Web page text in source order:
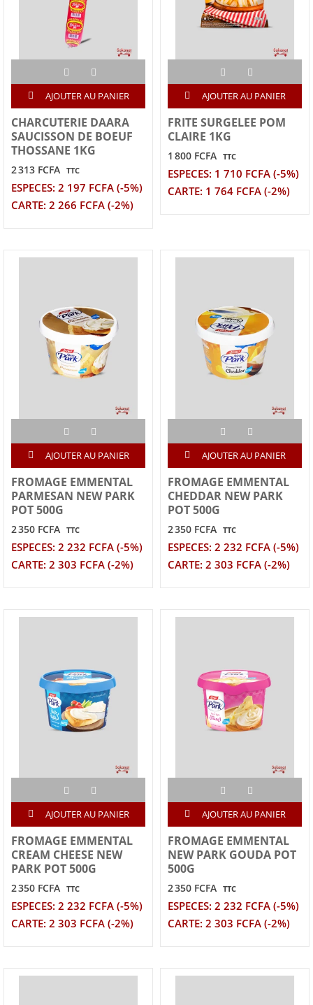
AJOUTER AU PANIER
CHARCUTERIE DAARA
SAUCISSON DE BOEUF
THOSSANE 1KG
2 313 FCFA TTC
ESPECES: 2 197 FCFA (-5%)
CARTE: 2 266 FCFA (-2%)
AJOUTER AU PANIER
FRITE SURGELEE POM
CLAIRE 1KG
1 800 FCFA TTC
ESPECES: 1 710 FCFA (-5%)
CARTE: 1 764 FCFA (-2%)
AJOUTER AU PANIER
FROMAGE EMMENTAL
PARMESAN NEW PARK
POT 500G
2 350 FCFA TTC
ESPECES: 2 232 FCFA (-5%)
CARTE: 2 303 FCFA (-2%)
AJOUTER AU PANIER
FROMAGE EMMENTAL
CHEDDAR NEW PARK
POT 500G
2 350 FCFA TTC
ESPECES: 2 232 FCFA (-5%)
CARTE: 2 303 FCFA (-2%)
AJOUTER AU PANIER
FROMAGE EMMENTAL
CREAM CHEESE NEW
PARK POT 500G
2 350 FCFA TTC
ESPECES: 2 232 FCFA (-5%)
CARTE: 2 303 FCFA (-2%)
AJOUTER AU PANIER
FROMAGE EMMENTAL
NEW PARK GOUDA POT
500G
2 350 FCFA TTC
ESPECES: 2 232 FCFA (-5%)
CARTE: 2 303 FCFA (-2%)